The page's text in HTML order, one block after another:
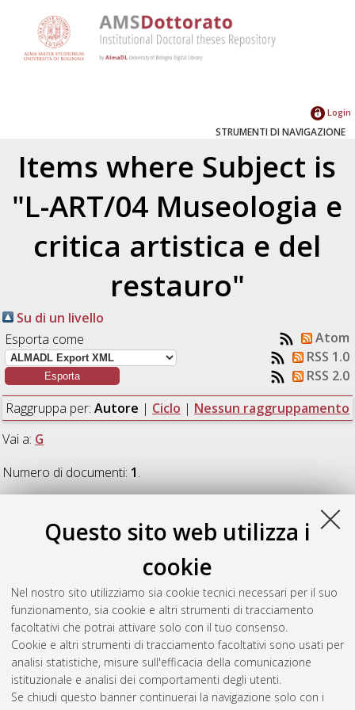
Questo sito web utilizza i
cookie
Nel nostro sito utilizziamo sia cookie tecnici necessari per il suo
funzionamento, sia cookie e altri strumenti di tracciamento
facoltativi che potrai attivare solo con il tuo consenso.
Cookie e altri strumenti di tracciamento facoltativi sono usati per
analisi statistiche, misure sull'efficacia della comunicazione
istituzionale e analisi dei comportamenti degli utenti.
Se chiudi questo banner continuerai la navigazione solo con i
Login
STRUMENTI DI NAVIGAZIONE
Items where Subject is
"L-ART/04 Museologia e
critica artistica e del
restauro"
Su di un livello
Esporta come
Atom
RSS 1.0
RSS 2.0
Raggruppa per: Autore | Ciclo | Nessun raggruppamento
Vai a: G
Numero di documenti: 1.
L'illustrazione scientifica nel XVII secolo.
Forme e colori alla ricerca del vero, [Dissertation thesis], Alma
Mater Studiorum Università di Bologna. Dottorato di ricerca in
Storia dell'arte, 20 Ciclo.
Questa lista e' stata generata ilMon Aug 10 20:33:51 2026